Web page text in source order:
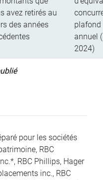
avez retirés au
des années
annuel
2024)
pour les sociétés
RBC
RBC Phillips, Hager
inc., RBC